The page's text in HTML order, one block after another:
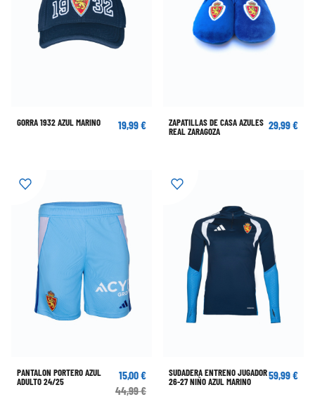
GORRA 1932 AZUL MARINO 19,99 €
ZAPATILLAS DE CASA AZULES
REAL ZARAGOZA
29,99 €
PANTALON PORTERO AZUL
ADULTO 24/25
15,00 €
44,99 €
SUDADERA ENTRENO JUGADOR
26-27 NIÑO AZUL MARINO
59,99 €